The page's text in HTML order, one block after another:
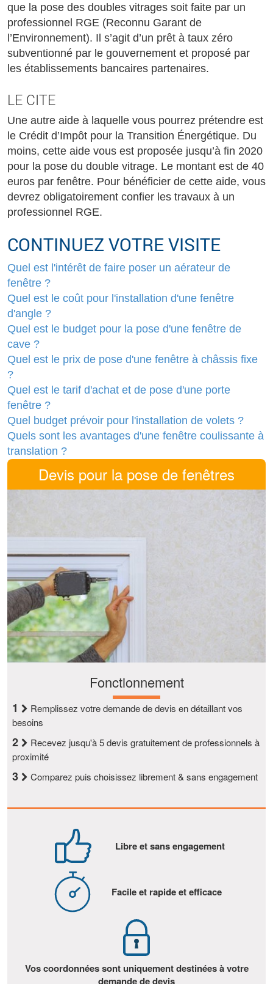
que la pose des doubles vitrages soit faite par un
professionnel RGE (Reconnu Garant de
l’Environnement). Il s’agit d’un prêt à taux zéro
subventionné par le gouvernement et proposé par
les établissements bancaires partenaires.
LE CITE
Une autre aide à laquelle vous pourrez prétendre est
le Crédit d’Impôt pour la Transition Énergétique. Du
moins, cette aide vous est proposée jusqu’à fin 2020
pour la pose du double vitrage. Le montant est de 40
euros par fenêtre. Pour bénéficier de cette aide, vous
devrez obligatoirement confier les travaux à un
professionnel RGE.
CONTINUEZ VOTRE VISITE
Quel est l'intérêt de faire poser un aérateur de
fenêtre ?
Quel est le coût pour l'installation d'une fenêtre
d'angle ?
Quel est le budget pour la pose d'une fenêtre de
cave ?
Quel est le prix de pose d'une fenêtre à châssis fixe
?
Quel est le tarif d'achat et de pose d'une porte
fenêtre ?
Quel budget prévoir pour l'installation de volets ?
Quels sont les avantages d'une fenêtre coulissante à
translation ?
Devis pour la pose de fenêtres
Fonctionnement
1
Remplissez votre demande de devis en détaillant vos
besoins
2
Recevez jusqu'à 5 devis gratuitement de professionnels à
proximité
3 Comparez puis choisissez librement & sans engagement
Libre et sans engagement
Facile et rapide et efficace
Vos coordonnées sont uniquement destinées à votre
demande de devis